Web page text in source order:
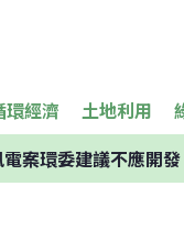
環經濟 土地利用
案環委建議不應開發